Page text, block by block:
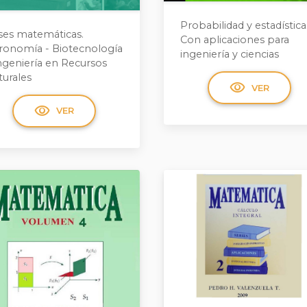
matemáticas.
- Biotecnología
en Recursos
visibility VER
Probabilidad y estadística.
Con aplicaciones para
ingeniería y ciencias
visibility VER